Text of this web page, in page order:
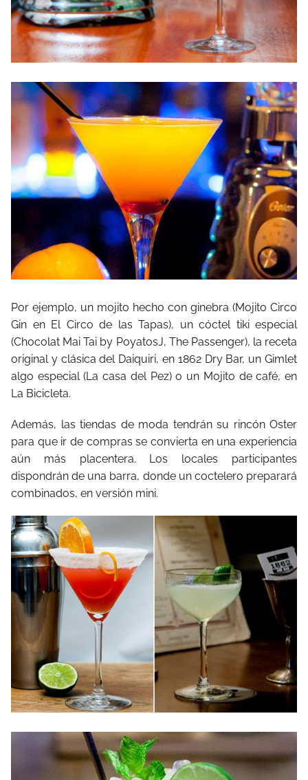
Por ejemplo, un mojito hecho con ginebra (Mojito Circo
Gin en El Circo de las Tapas), un cóctel tiki especial
(Chocolat Mai Tai by PoyatosJ, The Passenger), la receta
original y clásica del Daiquiri, en 1862 Dry Bar, un Gimlet
algo especial (La casa del Pez) o un Mojito de café, en
La Bicicleta.
Además, las tiendas de moda tendrán su rincón Oster
para que ir de compras se convierta en una experiencia
aún más placentera. Los locales participantes
dispondrán de una barra, donde un coctelero preparará
combinados, en versión mini.